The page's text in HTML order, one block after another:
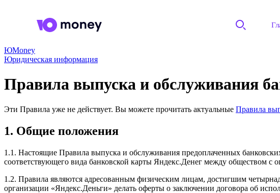
ЮMoney
Юридическая информация
Правила выпуска и обслуживания
Эти Правила уже не действует. Вы можете прочитать актуальные Правила
1. Общие положения
1.1. Настоящие Правила выпуска и обслуживания предоплаченных
соответствующего вида банковской карты Яндекс.Денег между обществом с
1.2. Правила являются адресованным физическим лицам, достигшим
организации «Яндекс.Деньги» делать оферты о заключении договора об